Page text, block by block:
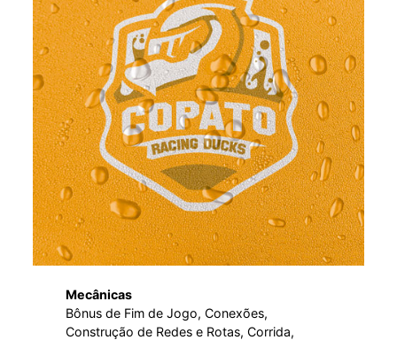
Mecânicas
Bônus de Fim de Jogo, Conexões,
Construção de Redes e Rotas, Corrida,